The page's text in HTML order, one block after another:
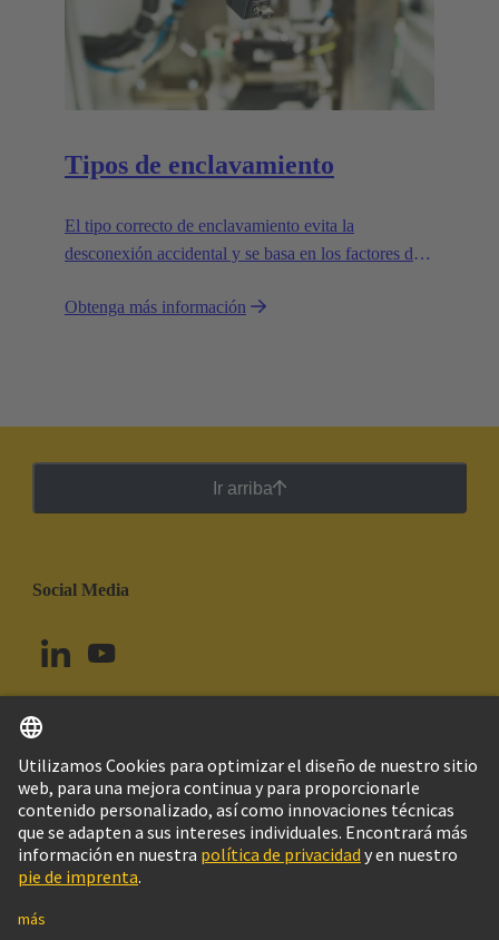
Tipos de enclavamiento
El tipo correcto de enclavamiento evita la
desconexión accidental y se basa en los factores de
Obtenga más información
Ir arriba
Social Media
Uruguay Español
© Grupo Tecnológico HARTING
Configuración de cookies